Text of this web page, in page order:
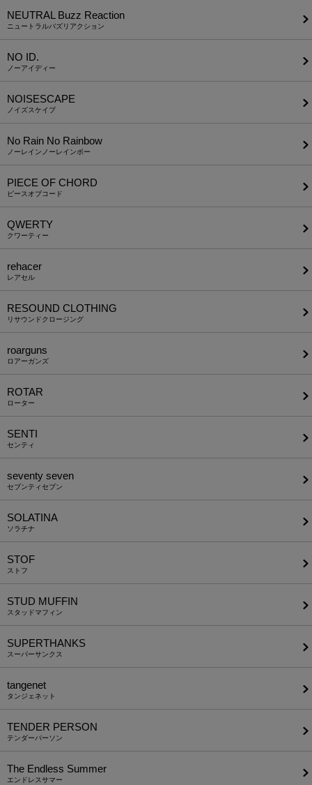
NEUTRAL Buzz Reaction
ニュートラルバズリアクション
NO ID.
ノーアイディー
NOISESCAPE
ノイズスケイプ
No Rain No Rainbow
ノーレインノーレインボー
PIECE OF CHORD
ピースオブコード
QWERTY
クワーティー
rehacer
レアセル
RESOUND CLOTHING
リサウンドクロージング
roarguns
ロアーガンズ
ROTAR
ローター
SENTI
センティ
seventy seven
セブンティセブン
SOLATINA
ソラチナ
STOF
ストフ
STUD MUFFIN
スタッドマフィン
SUPERTHANKS
スーパーサンクス
tangenet
タンジェネット
TENDER PERSON
テンダーパーソン
The Endless Summer
エンドレスサマー